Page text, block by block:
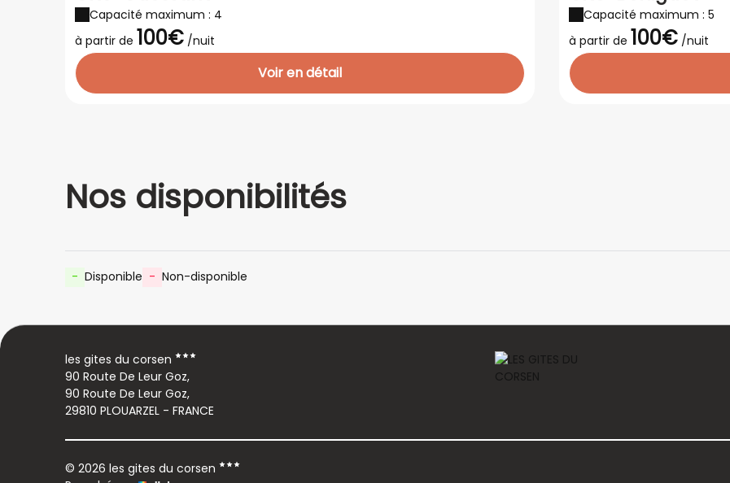
Capacité maximum : 4
à partir de 100€ /nuit
Voir en détail
Capacité maximum : 5
à partir de 100€ /nuit
Nos disponibilités
- Disponible - Non-disponible
les gites du corsen
90 Route De Leur Goz,
90 Route De Leur Goz,
29810 PLOUARZEL - FRANCE
© 2026 les gites du corsen